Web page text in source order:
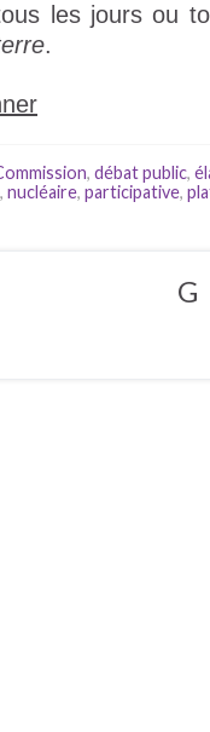
les jours ou
.
, débat public,
, nucléaire, participative,
G